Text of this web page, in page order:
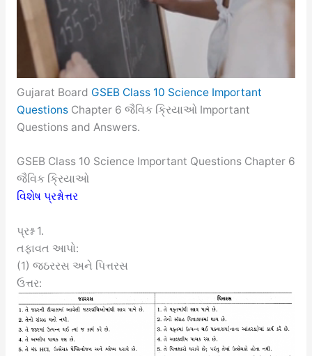
Gujarat Board GSEB Class 10 Science Important
QuestionsChapter 6 જૈવિક ક્રિયાઓ Important
Questions and Answers.
GSEB Class 10 Science Important Questions Chapter 6
જૈવિક ક્રિયાઓ
વિશેષ પ્રશ્નોત્તર
પ્રશ્ન 1.
તફાવત આપો:
(1) જઠરરસ અને પિત્તરસ
ઉત્તર: